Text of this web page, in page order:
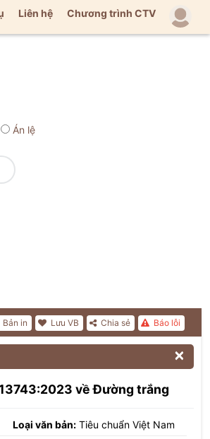
Liên hệ Chương trình CTV
Án lệ
Báo lỗi
Chia sẻ
Lưu VB
Bản in

về Đường trắng
Loại văn bản: Tiêu chuẩn Việt Nam